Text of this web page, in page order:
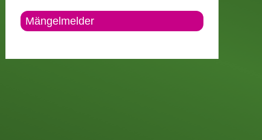
Mängelmelder